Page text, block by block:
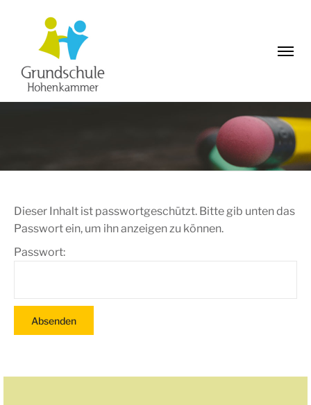
Dieser Inhalt ist passwortgeschützt. Bitte gib unten das
Passwort ein, um ihn anzeigen zu können.
Passwort: